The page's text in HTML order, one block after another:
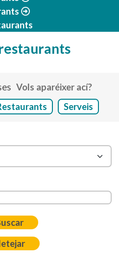
Vols aparéixer ací?
Serveis